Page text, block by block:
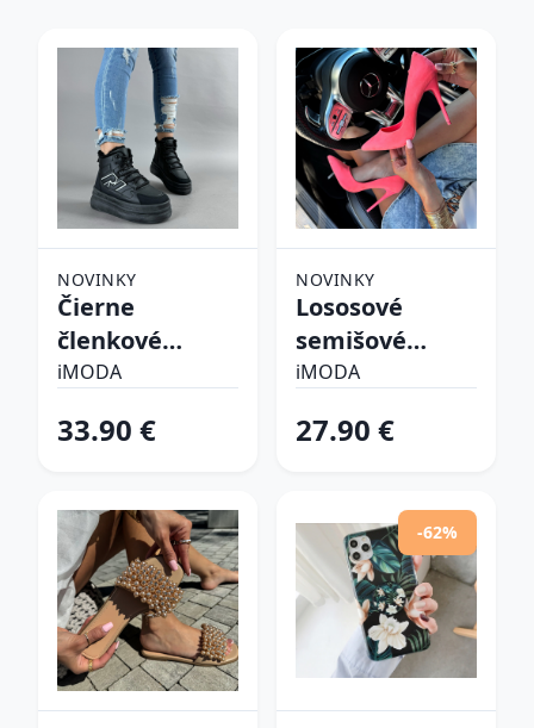
NOVINKY
Čierne
členkové
zateplené
iMODA
33.90 €
NOVINKY
Lososové
semišové
lodičky
iMODA
27.90 €
-62%